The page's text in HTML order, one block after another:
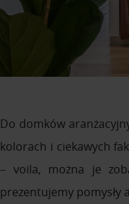
Do domków
kolorach i ciekawych
– voila, można je
prezentujemy pomysły